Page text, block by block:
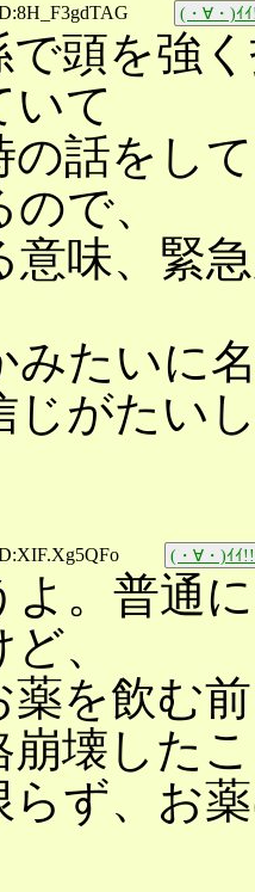
(・∀・)ｲ
で頭を強
いて
の話をし
で、
意味、緊
みたいに
じがたい
(・∀・)ｲｲ!!
よ。普通
、
薬を飲む
崩壊した
らず、お